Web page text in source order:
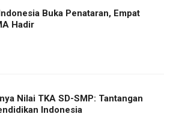
Buka Penataran, Empat
Hadir
Nilai TKA SD-SMP: Tantangan
Indonesia